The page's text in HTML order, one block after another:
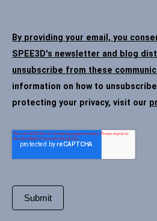
By providing your email, you
SPEE3D's newsletter and blog
unsubscribe from these
information on how to
protecting your privacy, visit our